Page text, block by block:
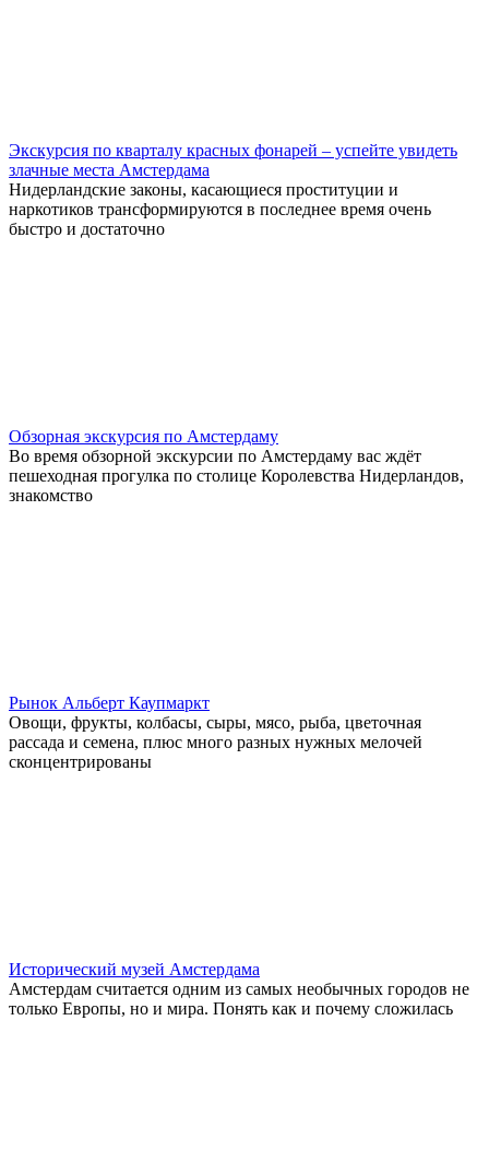
Экскурсия по кварталу красных фонарей – успейте увидеть
злачные места Амстердама
Нидерландские законы, касающиеся проституции и
наркотиков трансформируются в последнее время очень
быстро и достаточно
Обзорная экскурсия по Амстердаму
Во время обзорной экскурсии по Амстердаму вас ждёт
пешеходная прогулка по столице Королевства Нидерландов,
знакомство
Рынок Альберт Каупмаркт
Овощи, фрукты, колбасы, сыры, мясо, рыба, цветочная
рассада и семена, плюс много разных нужных мелочей
сконцентрированы
Исторический музей Амстердама
Амстердам считается одним из самых необычных городов не
только Европы, но и мира. Понять как и почему сложилась